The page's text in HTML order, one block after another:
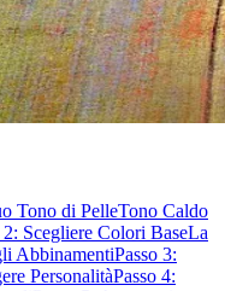
Tono di PelleTono Caldo
2: Scegliere Colori BaseLa
AbbinamentiPasso 3:
PersonalitàPasso 4: